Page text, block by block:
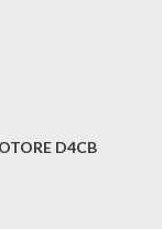
D4CB